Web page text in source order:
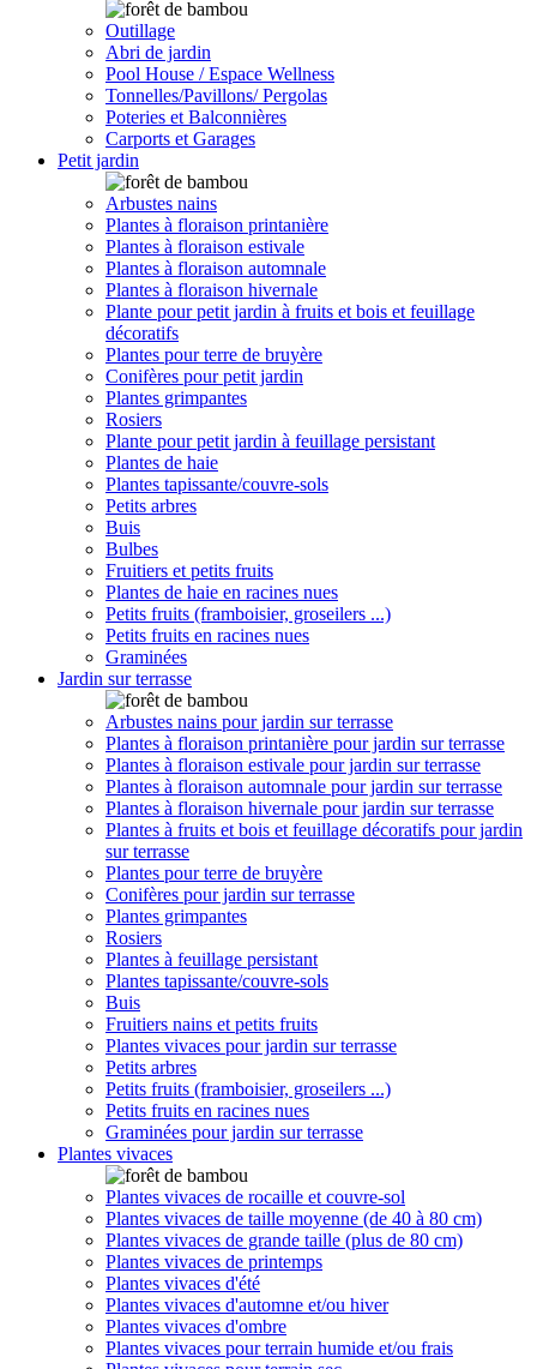
Outillage
Abri de jardin
Pool House / Espace Wellness
Tonnelles/Pavillons/ Pergolas
Poteries et Balconnières
Carports et Garages
Petit jardin
Arbustes nains
Plantes à floraison printanière
Plantes à floraison estivale
Plantes à floraison automnale
Plantes à floraison hivernale
Plante pour petit jardin à fruits et bois et feuillage
décoratifs
Plantes pour terre de bruyère
Conifères pour petit jardin
Plantes grimpantes
Rosiers
Plante pour petit jardin à feuillage persistant
Plantes de haie
Plantes tapissante/couvre-sols
Petits arbres
Buis
Bulbes
Fruitiers et petits fruits
Plantes de haie en racines nues
Petits fruits (framboisier, groseilers ...)
Petits fruits en racines nues
Graminées
Jardin sur terrasse
Arbustes nains pour jardin sur terrasse
Plantes à floraison printanière pour jardin sur terrasse
Plantes à floraison estivale pour jardin sur terrasse
Plantes à floraison automnale pour jardin sur terrasse
Plantes à floraison hivernale pour jardin sur terrasse
Plantes à fruits et bois et feuillage décoratifs pour jardin
sur terrasse
Plantes pour terre de bruyère
Conifères pour jardin sur terrasse
Plantes grimpantes
Rosiers
Plantes à feuillage persistant
Plantes tapissante/couvre-sols
Buis
Fruitiers nains et petits fruits
Plantes vivaces pour jardin sur terrasse
Petits arbres
Petits fruits (framboisier, groseilers ...)
Petits fruits en racines nues
Graminées pour jardin sur terrasse
Plantes vivaces
Plantes vivaces de rocaille et couvre-sol
Plantes vivaces de taille moyenne (de 40 à 80 cm)
Plantes vivaces de grande taille (plus de 80 cm)
Plantes vivaces de printemps
Plantes vivaces d'été
Plantes vivaces d'automne et/ou hiver
Plantes vivaces d'ombre
Plantes vivaces pour terrain humide et/ou frais